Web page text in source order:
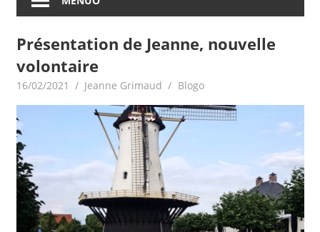
Présentation de Jeanne, nouvelle
volontaire
16/02/2021 Jeanne Grimaud Blogo